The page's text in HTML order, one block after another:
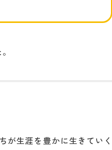
が生涯を豊かに生きていく